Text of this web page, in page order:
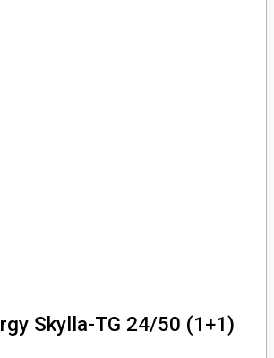
Skylla-TG 24/50 (1+1)